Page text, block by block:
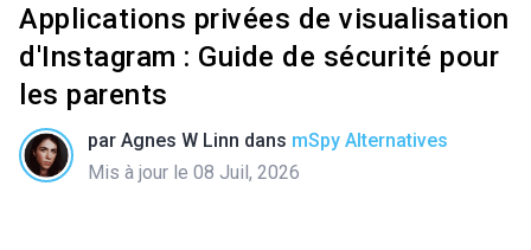
Applications privées de visualisation
d'Instagram : Guide de sécurité pour
les parents
par Agnes W Linn dans mSpy Alternatives
Mis à jour le 08 Juil, 2026